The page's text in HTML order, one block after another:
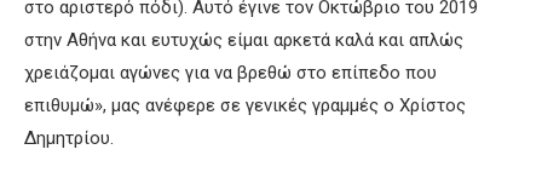
στο αριστερό πόδι). Αυτό έγινε τον Οκτώβριο του 2019
στην Αθήνα και ευτυχώς είμαι αρκετά καλά και απλώς
χρειάζομαι αγώνες για να βρεθώ στο επίπεδο που
επιθυμώ», μας ανέφερε σε γενικές γραμμές ο Χρίστος
Δημητρίου.